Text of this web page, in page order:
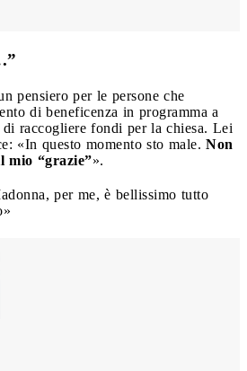
pensiero per le persone che
di beneficenza in programma a
raccogliere fondi per la chiesa. Lei
«In questo momento sto male. Non
mio “grazie”».
per me, è bellissimo tutto